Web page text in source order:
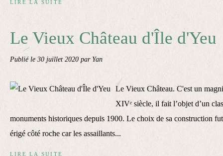
LIRE LA SUITE
Le Vieux Château d'Île d'Yeu
Publié le 30 juillet 2020 par Yan
Le Vieux Château. C'est un
XIVᵉ siècle, il fait l’objet d’un
monuments historiques depuis 1900. Le choix de sa construction
érigé côté roche car les assaillants...
LIRE LA SUITE